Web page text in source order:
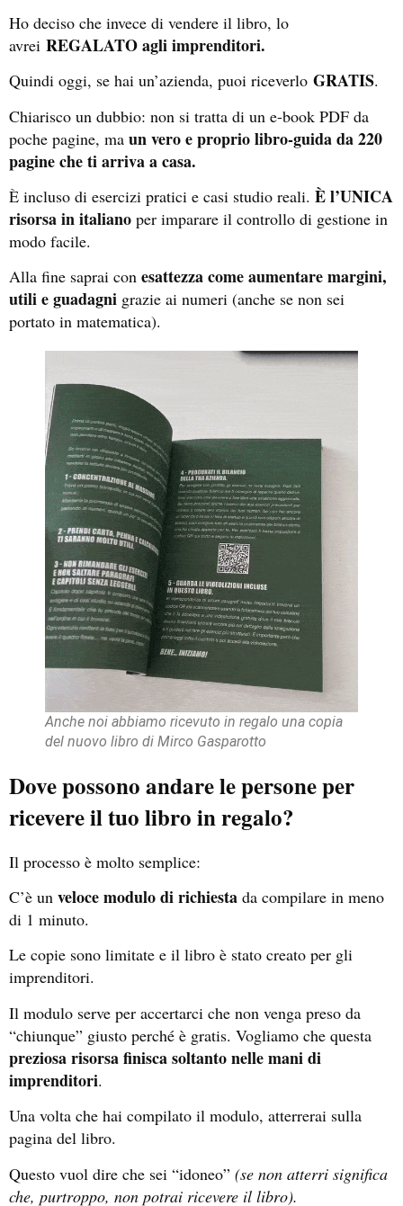
Ho deciso che invece di vendere il libro, lo
avrei REGALATO agli imprenditori.
Quindi oggi, se hai un’azienda, puoi riceverlo GRATIS.
Chiarisco un dubbio: non si tratta di un e-book PDF da
poche pagine, ma un vero e proprio libro-guida da 220
pagine che ti arriva a casa.
È incluso di esercizi pratici e casi studio reali. È l’UNICA
risorsa in italiano per imparare il controllo di gestione in
modo facile.
Alla fine saprai con esattezza come aumentare margini,
utili e guadagni grazie ai numeri (anche se non sei
portato in matematica).
Anche noi abbiamo ricevuto in regalo una copia
del nuovo libro di Mirco Gasparotto
Dove possono andare le persone per
ricevere il tuo libro in regalo?
Il processo è molto semplice:
C’è un veloce modulo di richiesta da compilare in meno
di 1 minuto.
Le copie sono limitate e il libro è stato creato per gli
imprenditori.
Il modulo serve per accertarci che non venga preso da
“chiunque” giusto perché è gratis. Vogliamo che questa
preziosa risorsa finisca soltanto nelle mani di
imprenditori.
Una volta che hai compilato il modulo, atterrerai sulla
pagina del libro.
Questo vuol dire che sei “idoneo” (se non atterri significa
che, purtroppo, non potrai ricevere il libro).